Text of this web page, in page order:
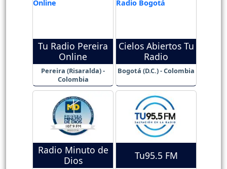
Tu Radio Pereira
Online
Pereira (Risaralda) -
Colombia
Cielos Abiertos Tu
Radio
Bogotá (D.C.) - Colombia
Radio Minuto de
Dios
Tu95.5 FM